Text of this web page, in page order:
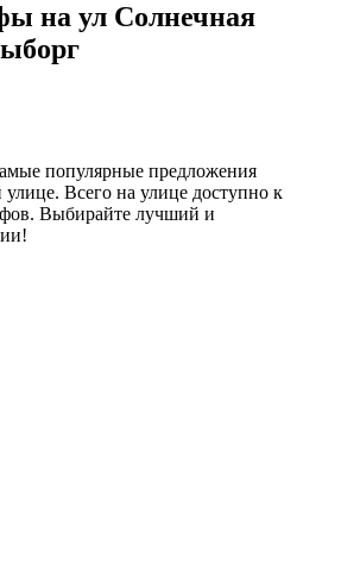
на ул Солнечная
популярные предложения
Всего на улице доступно к
Выбирайте лучший и